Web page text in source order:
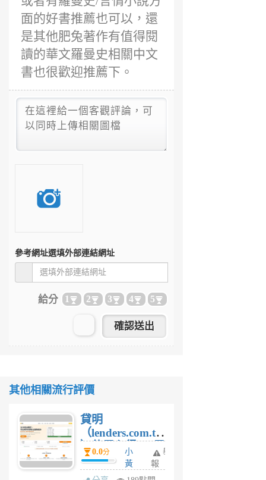
面的好書推薦也可以，還
是其他肥兔著作有值得閱
讀的華文羅曼史相關中文
書也很歡迎推薦下。
參考網址選填外部連結網址
給分 1 2 3 4 5
其他相關流行評價
貸明
（lenders.com.tw
）使用心得 — 民
間貸款比較平台
體驗
0.0分
小
黃
蜂
舉
報